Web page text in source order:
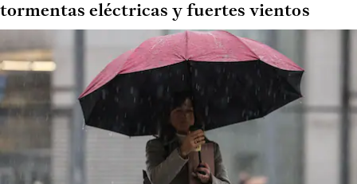
tormentas eléctricas y fuertes vientos